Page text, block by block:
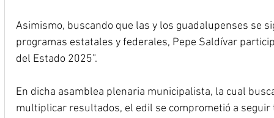
Asimismo, buscando que las y los guadalupenses se
programas estatales y federales, Pepe Saldívar
del Estado 2025”.
En dicha asamblea plenaria municipalista, la cual
multiplicar resultados, el edil se comprometió a